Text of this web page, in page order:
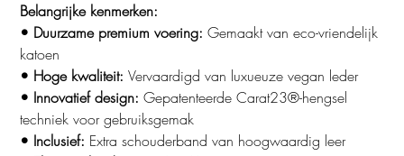
Belangrijke kenmerken:
• Duurzame premium voering:Gemaakt van eco-vriendelijk
katoen
• Hoge kwaliteit:Vervaardigd van luxueuze vegan leder
• Innovatief design:Gepatenteerde Carat23®-hengsel
techniek voor gebruiksgemak
• Inclusief: Extra schouderband van hoogwaardig leer